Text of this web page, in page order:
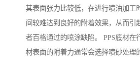
其表面张力比较低，在进行喷油加工
间较难达到良好的附着效果，从而引
者百格通过的喷涂缺陷。 PPS底材在
材表面的附着力通常会选择喷砂处理